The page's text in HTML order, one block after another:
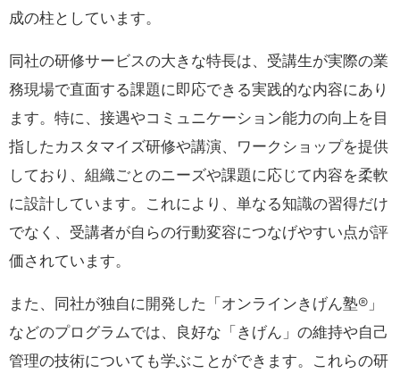
成の柱としています。
同社の研修サービスの大きな特長は、受講生が実際の業
務現場で直面する課題に即応できる実践的な内容にあり
ます。特に、接遇やコミュニケーション能力の向上を目
指したカスタマイズ研修や講演、ワークショップを提供
しており、組織ごとのニーズや課題に応じて内容を柔軟
に設計しています。これにより、単なる知識の習得だけ
でなく、受講者が自らの行動変容につなげやすい点が評
価されています。
また、同社が独自に開発した「オンラインきげん塾®︎」
などのプログラムでは、良好な「きげん」の維持や自己
管理の技術についても学ぶことができます。これらの研